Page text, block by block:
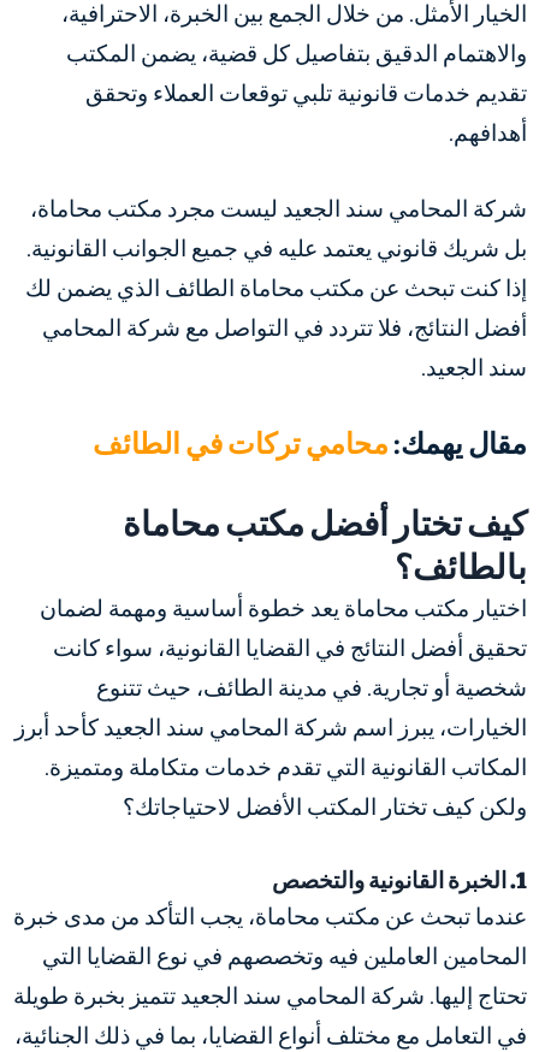
الخيار الأمثل. من خلال الجمع بين الخبرة، الاحترافية،
والاهتمام الدقيق بتفاصيل كل قضية، يضمن المكتب
تقديم خدمات قانونية تلبي توقعات العملاء وتحقق
أهدافهم.
شركة المحامي سند الجعيد ليست مجرد مكتب محاماة،
بل شريك قانوني يعتمد عليه في جميع الجوانب القانونية.
إذا كنت تبحث عن مكتب محاماة الطائف الذي يضمن لك
أفضل النتائج، فلا تتردد في التواصل مع شركة المحامي
سند الجعيد.
مقال يهمك: محامي تركات في الطائف
كيف تختار أفضل مكتب محاماة
بالطائف؟
اختيار مكتب محاماة يعد خطوة أساسية ومهمة لضمان
تحقيق أفضل النتائج في القضايا القانونية، سواء كانت
شخصية أو تجارية. في مدينة الطائف، حيث تتنوع
الخيارات، يبرز اسم شركة المحامي سند الجعيد كأحد أبرز
المكاتب القانونية التي تقدم خدمات متكاملة ومتميزة.
ولكن كيف تختار المكتب الأفضل لاحتياجاتك؟
1. الخبرة القانونية والتخصص
عندما تبحث عن مكتب محاماة، يجب التأكد من مدى خبرة
المحامين العاملين فيه وتخصصهم في نوع القضايا التي
تحتاج إليها. شركة المحامي سند الجعيد تتميز بخبرة طويلة
في التعامل مع مختلف أنواع القضايا، بما في ذلك الجنائية،